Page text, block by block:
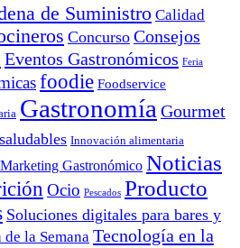
de Suministro Calidad
Concurso Consejos
Eventos Gastronómicos Feria
foodie Foodservice
Gastronomía Gourmet
Innovación alimentaria
Marketing Gastronómico Noticias
Ocio Pescados Producto
Soluciones digitales para bares y
de la Semana Tecnología en la